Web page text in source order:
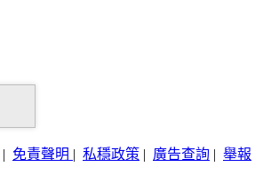
| 免責聲明 | 私穩政策 | 廣告查詢 | 舉報